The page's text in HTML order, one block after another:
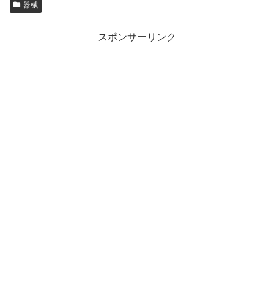
器械
スポンサーリンク